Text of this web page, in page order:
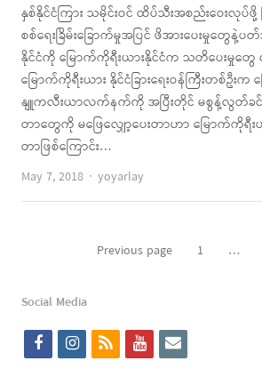
နှစ်နိုင်ငံကြား သမိုင်းဝင် ထိပ်သီးအစည်းဝေးလုပ်
စစ်ရေးခြိမ်းခြောက်မှုအပြင် ဖိအားပေးမှုတွေနဲ့
နိုင်ငံကို မြောက်ကိုရီးယားနိုင်ငံက သတိပေးမှုတွ
မြောက်ကိုရီးယား နိုင်ငံခြားရေးဝန်ကြီးတစ်ဦး
နျူကလီးယာလက်နက်ကို အပြီးတိုင် မစွန့်လွတ်
တာတွေကို မဖြေလျှော့ပေးတာဟာ မြောက်ကိုရီး
တာဖြစ်ကြောင်း…
May 7, 2018
Author
yoyarlay
Previous page Page
1 …
Social Media
f
i
r
y
e